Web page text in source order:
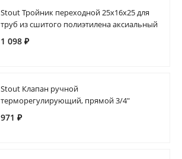
Stout Тройник переходной 25x16x25 для
труб из сшитого полиэтилена аксиальный
1 098 ₽
Stout Клапан ручной
терморегулирующий, прямой 3/4"
971 ₽